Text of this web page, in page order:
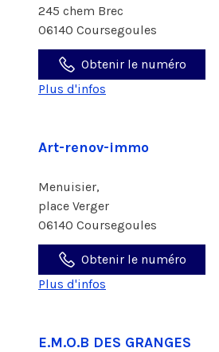
245 chem Brec
06140 Coursegoules
Obtenir le numéro
Plus d'infos
Art-renov-immo
Menuisier,
place Verger
06140 Coursegoules
Obtenir le numéro
Plus d'infos
E.M.O.B DES GRANGES